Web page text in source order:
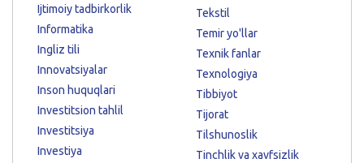
Ijtimoiy tadbirkorlik
Informatika
Ingliz tili
Innovatsiyalar
Inson huquqlari
Investitsion tahlil
Investitsiya
Investiya
Tekstil
Temir yo'llar
Texnik fanlar
Texnologiya
Tibbiyot
Tijorat
Tilshunoslik
Tinchlik va xavfsizlik